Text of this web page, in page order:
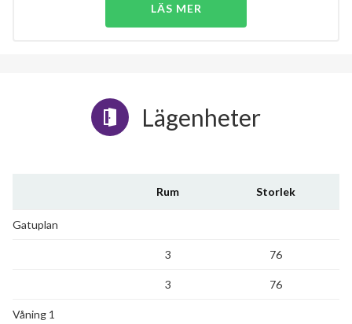
LÄS MER
Lägenheter
Rum Storlek
Gatuplan
3 76
3 76
Våning 1